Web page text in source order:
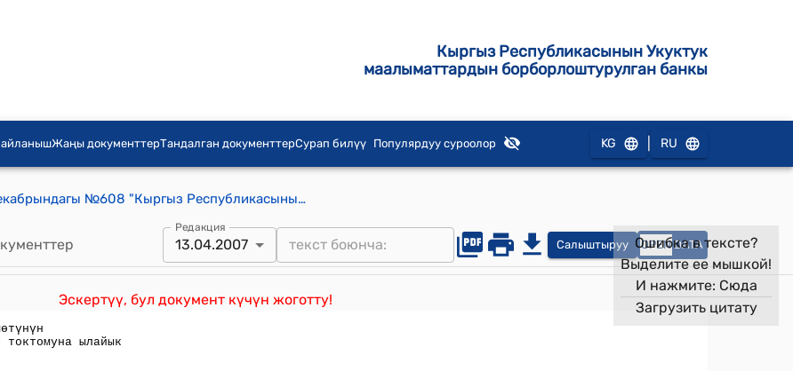
Кыргыз Республикасынын Укуктук
маалыматтардын борборлоштурулган банкы
Жаңы документтерТандалган документтерСурап билүү Популярдуу суроолор KG RU
КР Өкмөтүнүн 2005-жылдын 23-декабрындагы №608 "Кыргыз Республикасынын Маданият министрлигинин маселелери" токтому
Редакция
13.04.2007 Салыштыруу OPEN DATA
Эскертүү, бул документ күчүн жоготту!
Ошибка в тексте?
Выделите ее мышкой!
И нажмите: Сюда
Загрузить цитату